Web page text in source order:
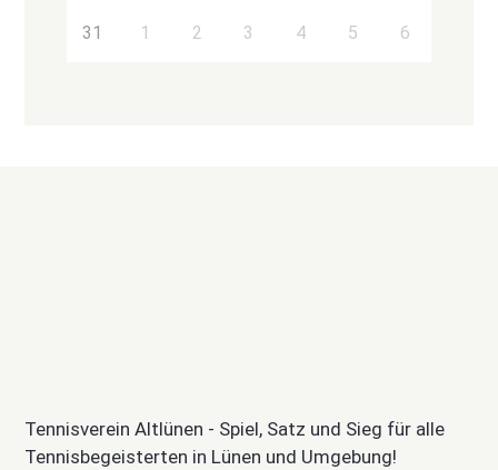
31 1 2 3 4 5 6
Tennisverein Altlünen - Spiel, Satz und Sieg für alle
Tennisbegeisterten in Lünen und Umgebung!